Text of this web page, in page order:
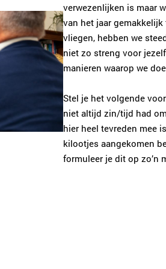
verwezenlijken is maar
van het jaar
vliegen, hebben we
niet zo streng voor
manieren waarop we
Stel je het volgende
niet altijd zin/tijd had
hier heel tevreden mee
kilootjes aangekomen
formuleer je dit op zo’n